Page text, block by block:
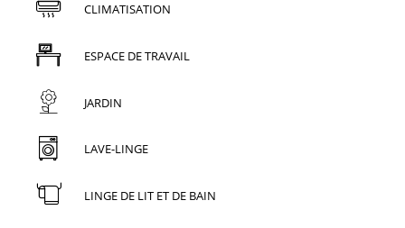
CLIMATISATION
ESPACE DE TRAVAIL
JARDIN
LAVE-LINGE
LINGE DE LIT ET DE BAIN